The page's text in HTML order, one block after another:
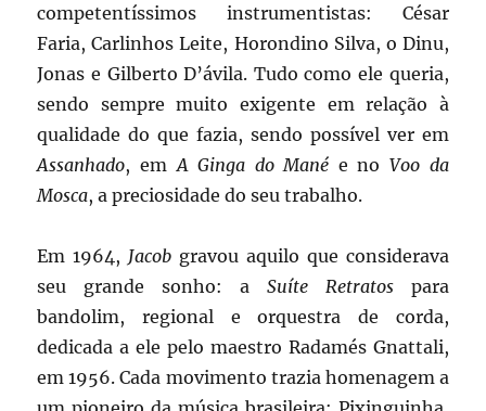
competentíssimos instrumentistas: César
Faria, Carlinhos Leite, Horondino Silva, o Dinu,
Jonas e Gilberto D’ávila. Tudo como ele queria,
sendo sempre muito exigente em relação à
qualidade do que fazia, sendo possível ver em
Assanhado, em A Ginga do Mané e no Voo da
Mosca, a preciosidade do seu trabalho.
Em 1964, Jacob gravou aquilo que considerava
seu grande sonho: a Suíte Retratospara
bandolim, regional e orquestra de corda,
dedicada a ele pelo maestro Radamés Gnattali,
em 1956. Cada movimento trazia homenagem a